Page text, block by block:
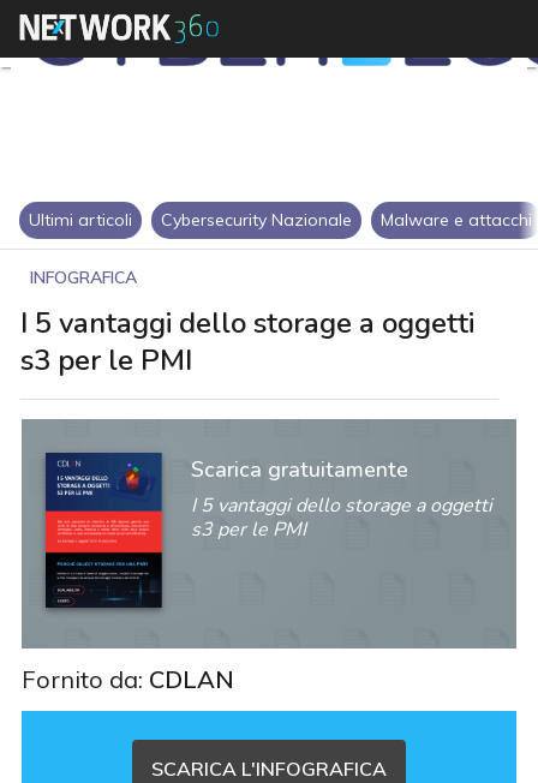
Ultimi articoli Cybersecurity Nazionale Malware e attacchi
INFOGRAFICA
I 5 vantaggi dello storage a oggetti
s3 per le PMI
Scarica gratuitamente
I 5 vantaggi dello storage a oggetti
s3 per le PMI
Fornito da: CDLAN
SCARICA L'INFOGRAFICA